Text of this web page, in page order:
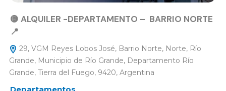
🟡 ALQUILER -DEPARTAMENTO – BARRIO NORTE
📍
29, VGM Reyes Lobos José, Barrio Norte, Norte, Río
Grande, Municipio de Río Grande, Departamento Río
Grande, Tierra del Fuego, 9420, Argentina